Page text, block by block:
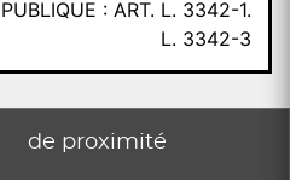
: ART. L. 3342-1.
L. 3342-3
de proximité